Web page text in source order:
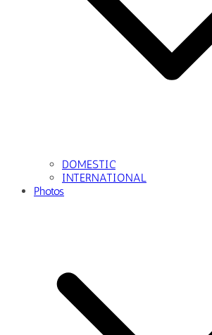
DOMESTIC
INTERNATIONAL
Photos